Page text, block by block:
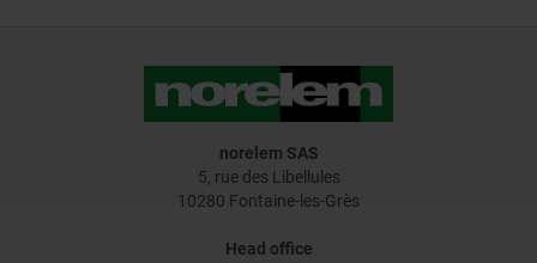
norelem SAS
5, rue des Libellules
10280 Fontaine-les-Grès
Head office